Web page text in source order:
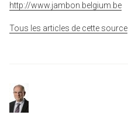
http://www.jambon.belgium.be
Tous les articles de cette source